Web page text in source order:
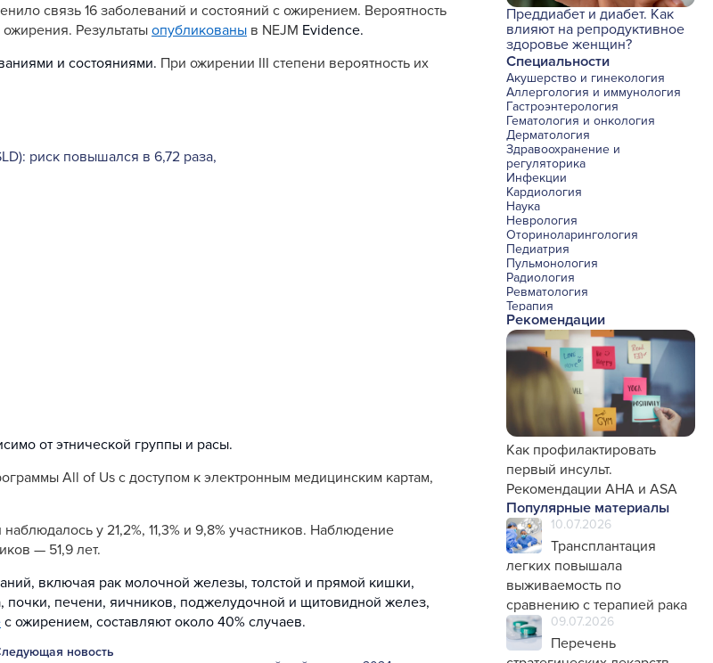
связь 16 заболеваний и состояний с ожирением. Вероятность
Результаты опубликованы в NEJM Evidence.
и состояниями. При ожирении III степени вероятность их
риск повышался в 6,72 раза,
от этнической группы и расы.
All of Us с доступом к электронным медицинским картам,
у 21,2%, 11,3% и 9,8% участников. Наблюдение
— 51,9 лет.
включая рак молочной железы, толстой и прямой кишки,
печени, яичников, поджелудочной и щитовидной желез,
с ожирением, составляют около 40% случаев.
новость
Преддиабет и диабет. Как
влияют на репродуктивное
здоровье женщин?
Специальности
Акушерство и гинекология
Аллергология и иммунология
Гастроэнтерология
Гематология и онкология
Дерматология
Здравоохранение и
регуляторика
Инфекции
Кардиология
Наука
Неврология
Оториноларингология
Педиатрия
Пульмонология
Радиология
Ревматология
Терапия
Урология и нефрология
Фармакология
Хирургия с реаниматологией
Эндокринология
Психиатрия
Офтальмология
Эндоскопия
Стоматология
Травматология и ортопедия
Генетика
Фтизиатрия
Рекомендации
Как профилактировать
первый инсульт.
Рекомендации AHA и ASA
Популярные материалы
10.07.2026
Трансплантация
легких повышала
выживаемость по
сравнению с терапией рака
09.07.2026
Перечень